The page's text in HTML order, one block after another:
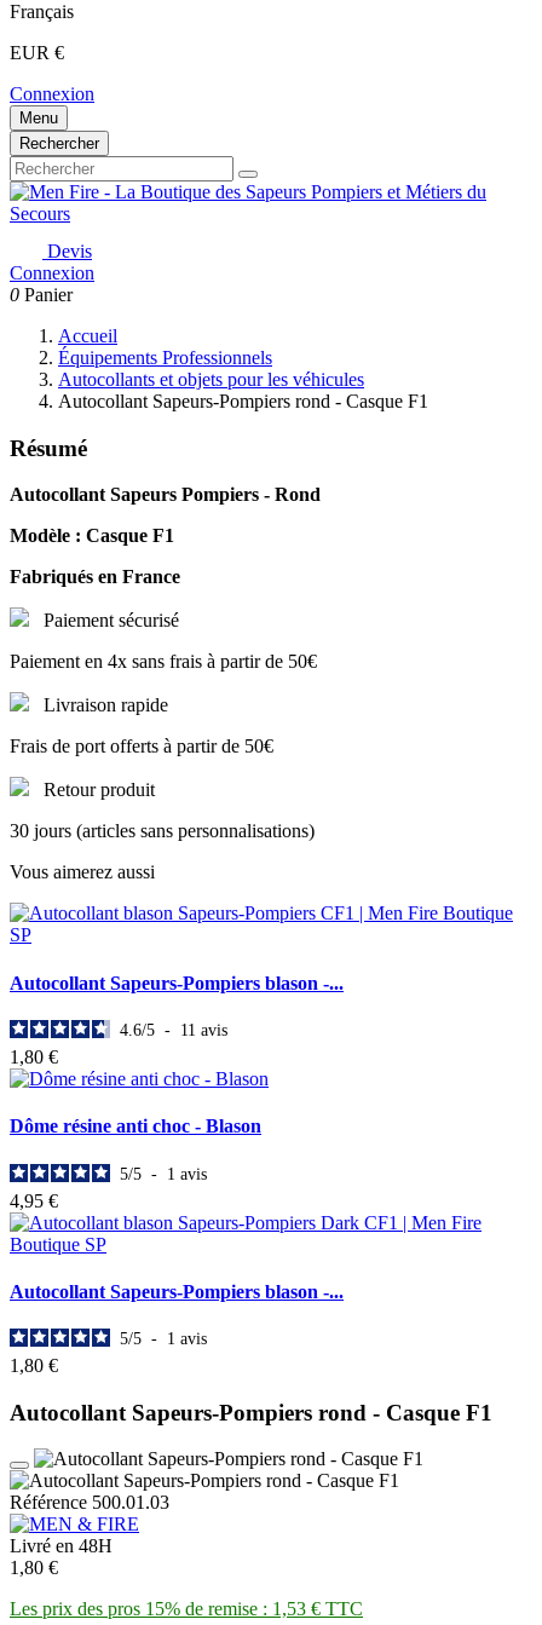
Français
EUR €
Connexion
Menu
Rechercher
Devis
Connexion
0 Panier
Accueil
Équipements Professionnels
Autocollants et objets pour les véhicules
Autocollant Sapeurs-Pompiers rond - Casque F1
Résumé
Autocollant Sapeurs Pompiers - Rond
Modèle : Casque F1
Fabriqués en France
Paiement sécurisé
Paiement en 4x sans frais à partir de 50€
Livraison rapide
Frais de port offerts à partir de 50€
Retour produit
30 jours (articles sans personnalisations)
Vous aimerez aussi
Autocollant Sapeurs-Pompiers blason -...
4.6/5 - 11 avis
1,80 €
Dôme résine anti choc - Blason
5/5 - 1 avis
4,95 €
Autocollant Sapeurs-Pompiers blason -...
5/5 - 1 avis
1,80 €
Autocollant Sapeurs-Pompiers rond - Casque F1
Référence 500.01.03
Livré en 48H
1,80 €
Les prix des pros 15% de remise : 1,53 € TTC